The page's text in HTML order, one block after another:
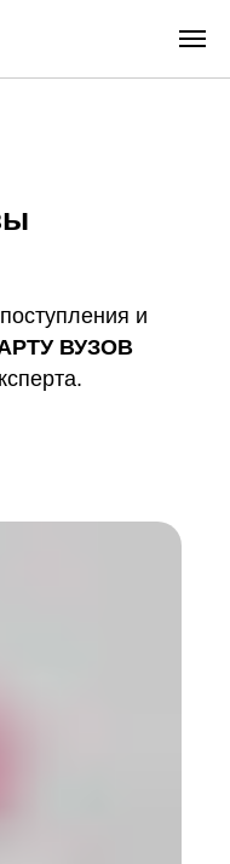
и
ВУЗОВ